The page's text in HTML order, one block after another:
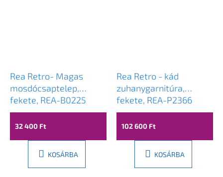
Rea Retro- Magas
mosdócsaptelep,
fekete, REA-B0225
32 400 Ft
KOSÁRBA
Rea Retro - kád
zuhanygarnitúra,
fekete, REA-P2366
102 600 Ft
KOSÁRBA